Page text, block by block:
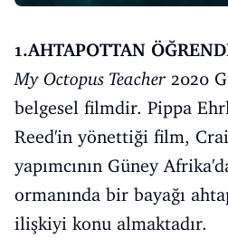
1.AHTAPOTTAN
My Octopus Teacher 2020
belgesel filmdir. Pippa
Reed'in yönettiği film,
yapımcının Güney
ormanında bir bayağı
ilişkiyi konu almaktadır.